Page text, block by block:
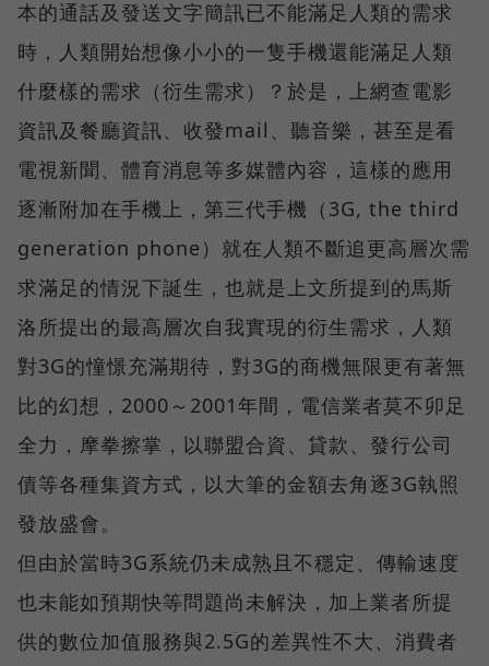
本的通話及發送文字簡訊已不能滿足人類的需求
時，人類開始想像小小的一隻手機還能滿足人類
什麼樣的需求（衍生需求）？於是，上網查電影
資訊及餐廳資訊、收發mail、聽音樂，甚至是看
電視新聞、體育消息等多媒體內容，這樣的應用
逐漸附加在手機上，第三代手機（3G, the third
generation phone）就在人類不斷追更高層次需
求滿足的情況下誕生，也就是上文所提到的馬斯
洛所提出的最高層次自我實現的衍生需求，人類
對3G的憧憬充滿期待，對3G的商機無限更有著無
比的幻想，2000～2001年間，電信業者莫不卯足
全力，摩拳擦掌，以聯盟合資、貸款、發行公司
債等各種集資方式，以大筆的金額去角逐3G執照
發放盛會。
但由於當時3G系統仍未成熟且不穩定、傳輸速度
也未能如預期快等問題尚未解決，加上業者所提
供的數位加值服務與2.5G的差異性不大、消費者